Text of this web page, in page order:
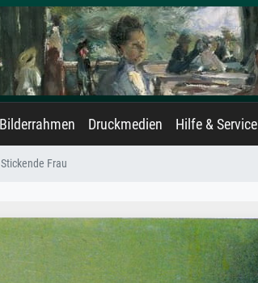
Bilderrahmen Druckmedien Hilfe & Service
Stickende Frau